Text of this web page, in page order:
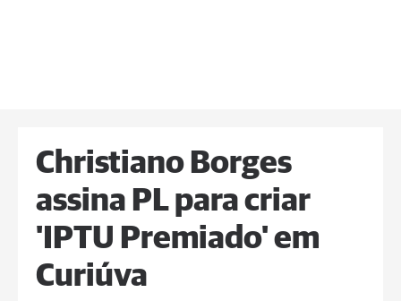
Christiano Borges
assina PL para criar
'IPTU Premiado' em
Curiúva